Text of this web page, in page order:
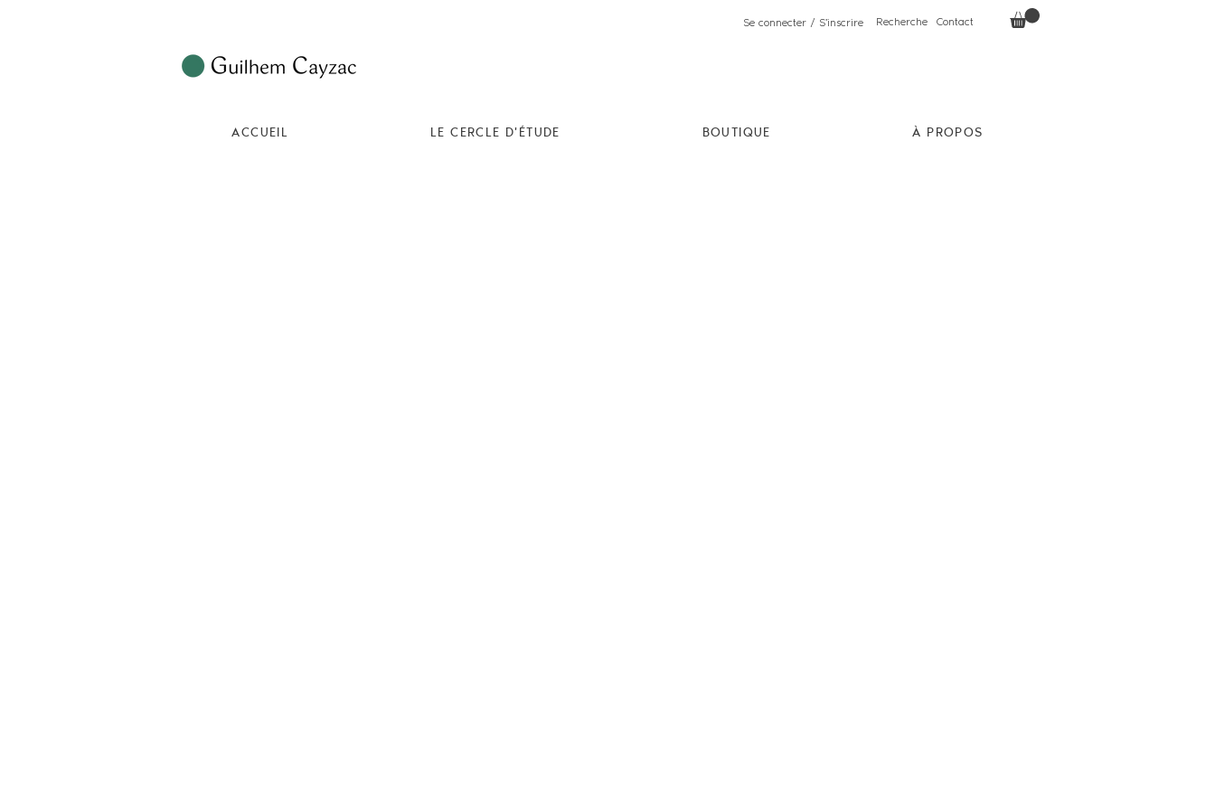
Se connecter / S'inscrire Recherche Contact
ACCUEIL LE CERCLE D'ÉTUDE BOUTIQUE À PROPOS